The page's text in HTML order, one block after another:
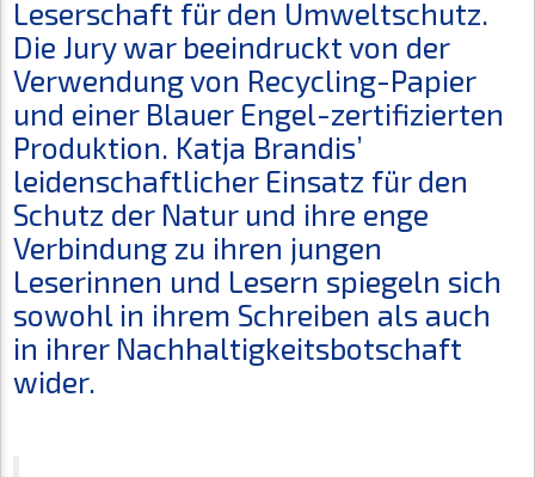
Leserschaft für den Umweltschutz.
Die Jury war beeindruckt von der
Verwendung von Recycling-Papier
und einer Blauer Engel-zertifizierten
Produktion. Katja Brandis’
leidenschaftlicher Einsatz für den
Schutz der Natur und ihre enge
Verbindung zu ihren jungen
Leserinnen und Lesern spiegeln sich
sowohl in ihrem Schreiben als auch
in ihrer Nachhaltigkeitsbotschaft
wider.